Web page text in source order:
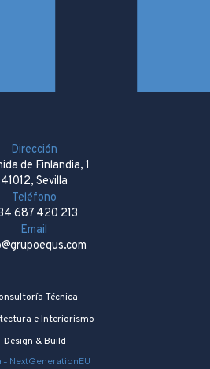
Dirección
de Finlandia, 1
41012, Sevilla
Teléfono
687 420 213
Email
Técnica
e Interiorismo
Design & Build
NextGenerationEU